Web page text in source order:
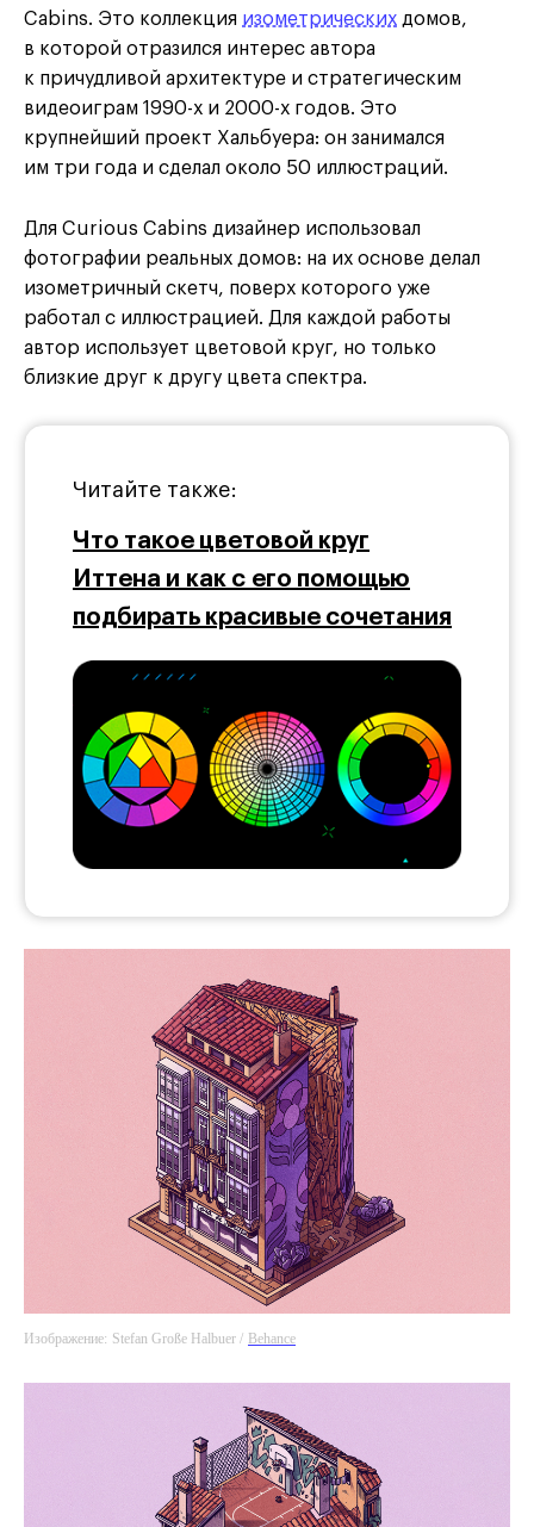
Cabins. Это коллекция изометрических домов,
в которой отразился интерес автора
к причудливой архитектуре и стратегическим
видеоиграм 1990-х и 2000-х годов. Это
крупнейший проект Хальбуера: он занимался
им три года и сделал около 50 иллюстраций.
Для Curious Cabins дизайнер использовал
фотографии реальных домов: на их основе делал
изометричный скетч, поверх которого уже
работал с иллюстрацией. Для каждой работы
автор использует цветовой круг, но только
близкие друг к другу цвета спектра.
Читайте также:
Что такое цветовой круг
Иттена и как с его помощью
подбирать красивые сочетания
Изображение: Stefan Große Halbuer / Behance